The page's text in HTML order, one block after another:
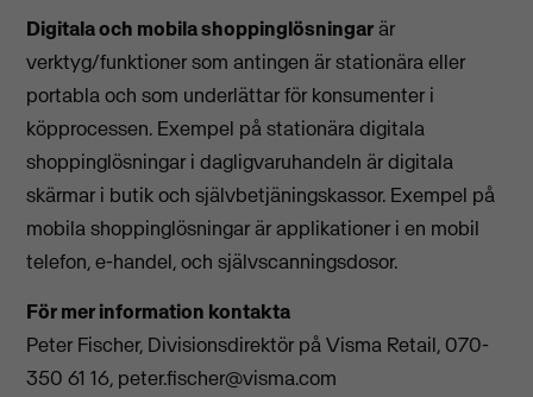
Digitala och mobila shoppinglösningarär
verktyg/funktioner som antingen är stationära eller
portabla och som underlättar för konsumenter i
köpprocessen. Exempel på stationära digitala
shoppinglösningar i dagligvaruhandeln är digitala
skärmar i butik och självbetjäningskassor. Exempel på
mobila shoppinglösningar är applikationer i en mobil
telefon, e-handel, och självscanningsdosor.
För mer information kontakta
Peter Fischer, Divisionsdirektör på Visma Retail, 070-
350 61 16, peter.fischer@visma.com